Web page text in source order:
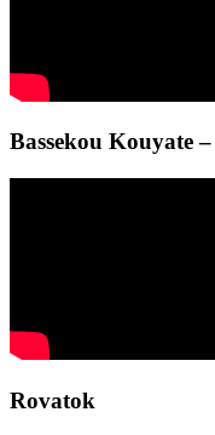
Bassekou Kouyate
Rovatok